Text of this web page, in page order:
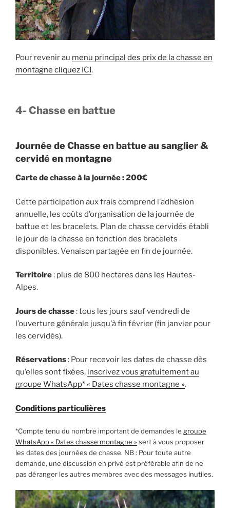
Pour revenir au menu principal des prix de la chasse en
montagne cliquez ICI.
4- Chasse en battue
Journée de Chasse en battue au sanglier &
cervidé en montagne
Carte de chasse à la journée: 200€
Cette participation aux frais comprend l’adhésion
annuelle, les coûts d’organisation de la journée de
battue et les bracelets. Plan de chasse cervidés établi
le jour de la chasse en fonction des bracelets
disponibles. Venaison partagée en fin de journée.
Territoire: plus de 800 hectares dans les Hautes-
Alpes.
Jours de chasse: tous les jours sauf vendredi de
l’ouverture générale jusqu’à fin février (fin janvier pour
les cervidés).
Réservations: Pour recevoir les dates de chasse dès
qu’elles sont fixées, inscrivez vous gratuitement au
groupe WhatsApp* « Dates chasse montagne ».
Conditions particulières
*Compte tenu du nombre important de demandes le groupe
WhatsApp « Dates chasse montagne »sert à vous proposer
les dates des journées de chasse. NB : Pour toute autre
demande, une discussion en privé est préférable afin de ne
pas déranger les autres membres avec des messages inutiles.